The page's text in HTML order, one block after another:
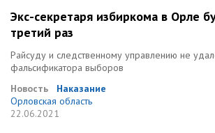
Экс-секретаря избиркома в Орле
третий раз
Райсуду и следственному управлению не
фальсификатора выборов
Новость
Наказание
Орловская область
22.06.2021